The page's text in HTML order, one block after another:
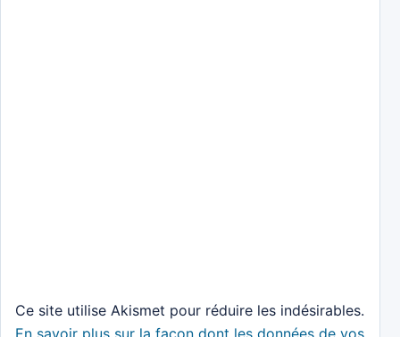
Ce site utilise Akismet pour réduire les indésirables.
En savoir plus sur la façon dont les données de vos